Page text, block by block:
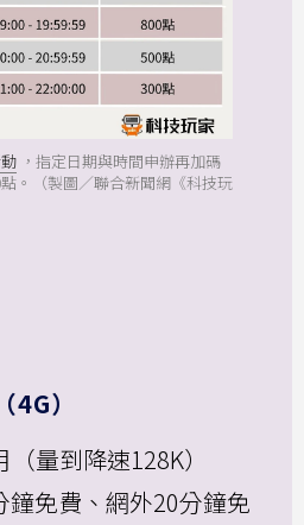
，指定日期與時間申辦再加碼
點。（製圖／聯合新聞網《科技玩
）
量到降速128K）
鐘免費、網外20分鐘免